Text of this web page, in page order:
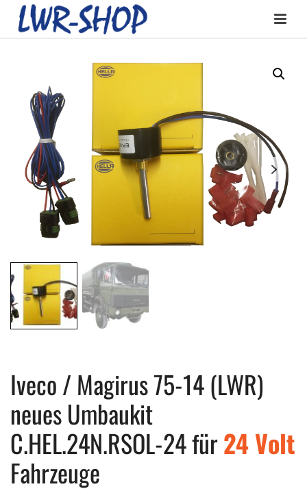
Iveco / Magirus 75-14 (LWR)
neues Umbaukit
C.HEL.24N.RSOL-24 für24 Volt
Fahrzeuge